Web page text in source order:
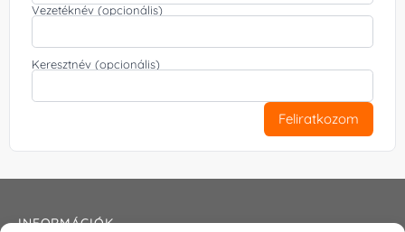
Vezetéknév (opcionális)
Keresztnév (opcionális)
Feliratkozom
INFORMÁCIÓK